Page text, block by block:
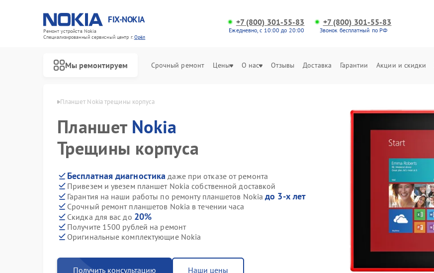
FIX-NOKIA
Ремонт устройств Nokia
Специализированный cервисный центр г.Орёл
+7 (800) 301-55-83
Ежедневно, с 10:00 до 20:00
+7 (800) 301-55-83
Звонок бесплатный по РФ
Мы ремонтируем Срочный ремонт Цены О нас Отзывы Доставка Гарантии Акции и скидки
Планшет Nokia трещины корпуса
Планшет Nokia
Трещины корпуса
Бесплатная диагностика даже при отказе от ремонта
Привезем и увезем планшет Nokia собственной доставкой
Гарантия на наши работы по ремонту планшетов Nokiaдо 3-х лет
Срочный ремонт планшетов Nokia в течении часа
Скидка для вас до 20%
Получите 1500 рублей на ремонт
Оригинальные комплектующие Nokia
Получить консультацию Наши цены